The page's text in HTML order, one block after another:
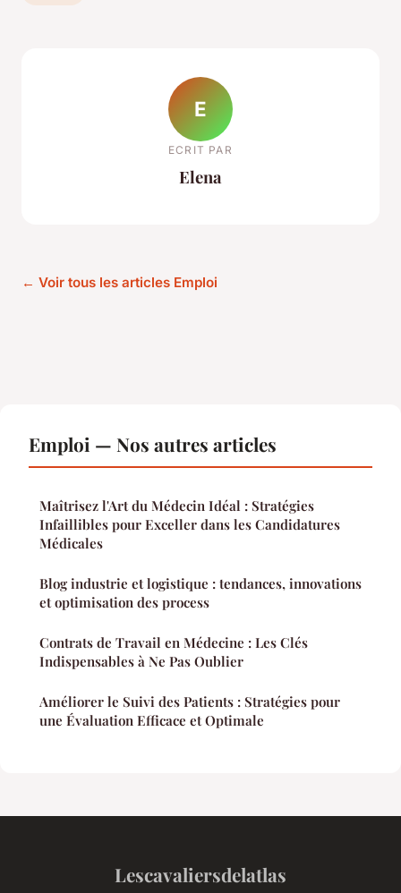
E
ECRIT PAR
Elena
← Voir tous les articles Emploi
Emploi — Nos autres articles
Maîtrisez l'Art du Médecin Idéal : Stratégies
Infaillibles pour Exceller dans les Candidatures
Médicales
Blog industrie et logistique : tendances, innovations
et optimisation des process
Contrats de Travail en Médecine : Les Clés
Indispensables à Ne Pas Oublier
Améliorer le Suivi des Patients : Stratégies pour
une Évaluation Efficace et Optimale
Lescavaliersdelatlas